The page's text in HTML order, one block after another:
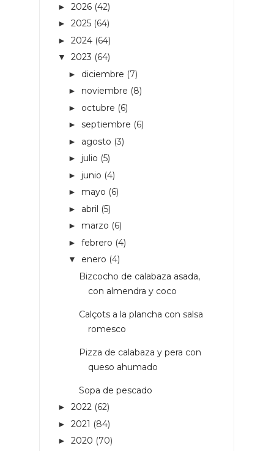
► 2026 (42)
► 2025 (64)
► 2024 (64)
▼ 2023 (64)
► diciembre (7)
► noviembre (8)
► octubre (6)
► septiembre (6)
► agosto (3)
► julio (5)
► junio (4)
► mayo (6)
► abril (5)
► marzo (6)
► febrero (4)
▼ enero (4)
Bizcocho de calabaza asada,
con almendra y coco
Calçots a la plancha con salsa
romesco
Pizza de calabaza y pera con
queso ahumado
Sopa de pescado
► 2022 (62)
► 2021 (84)
► 2020 (70)